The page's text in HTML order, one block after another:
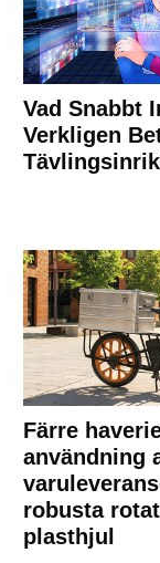
Vad Snabbt
Verkligen
Färre
användning
robusta
plasthjul